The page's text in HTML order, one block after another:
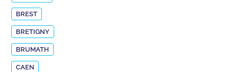
BREST
BRETIGNY
BRUMATH
CAEN